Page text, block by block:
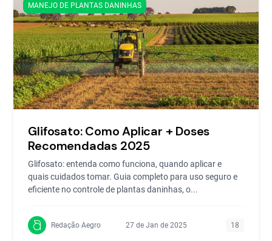
MANEJO DE PLANTAS DANINHAS
Glifosato: Como Aplicar + Doses
Recomendadas 2025
Glifosato: entenda como funciona, quando aplicar e
quais cuidados tomar. Guia completo para uso seguro e
eficiente no controle de plantas daninhas, o...
Redação Aegro 27 de Jan de 2025 18